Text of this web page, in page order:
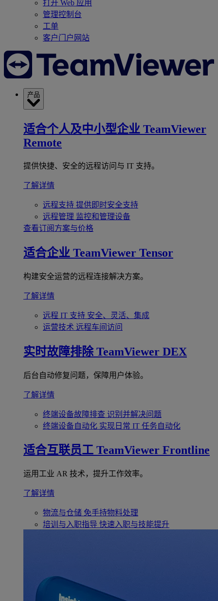
打开 Web 应用
管理控制台
工单
客户门户网站
产品
适合个人及中小型企业 TeamViewer
Remote
提供快捷、安全的远程访问与 IT 支持。
了解详情
远程支持 提供即时安全支持
远程管理 监控和管理设备
查看订阅方案与价格
适合企业 TeamViewer Tensor
构建安全运营的远程连接解决方案。
了解详情
远程 IT 支持 安全、灵活、集成
运营技术 远程车间访问
实时故障排除 TeamViewer DEX
后台自动修复问题，保障用户体验。
了解详情
终端设备故障排查 识别并解决问题
终端设备自动化 实现日常 IT 任务自动化
适合互联员工 TeamViewer Frontline
运用工业 AR 技术，提升工作效率。
了解详情
物流与仓储 免手持物料处理
培训与入职指导 快速入职与技能提升